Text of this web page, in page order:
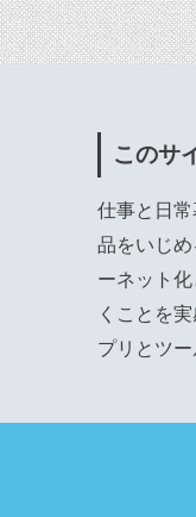
このサ
仕事と日
品をいじ
ーネット
くことを
プリとツー